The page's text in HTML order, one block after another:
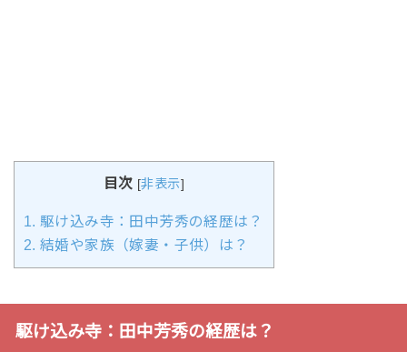
目次 [非表示]
1. 駆け込み寺：田中芳秀の経歴は？
2. 結婚や家族（嫁妻・子供）は？
駆け込み寺：田中芳秀の経歴は？